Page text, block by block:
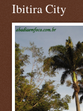
Ibitira City